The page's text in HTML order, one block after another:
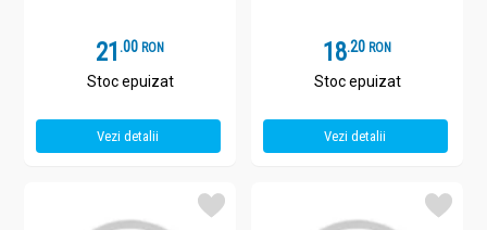
21 .0 RON
Stoc epuizat
Vezi detalii
18.2 RON
Stoc epuizat
Vezi detalii